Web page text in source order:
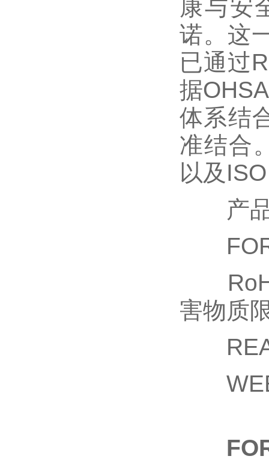
康与安
诺。这
已通过
据
体系结
准结合
以及
产品
RoHS
害物质